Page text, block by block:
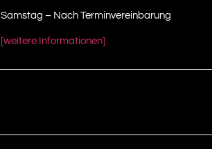
Samstag – Nach Terminvereinbarung
[weitere Informationen]